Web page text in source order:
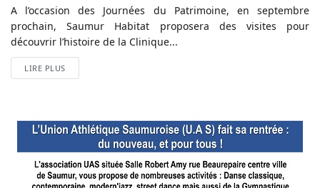
A l’occasion des Journées du Patrimoine, en septembre
prochain, Saumur Habitat proposera des visites pour
découvrir l’histoire de la Clinique...
LIRE PLUS